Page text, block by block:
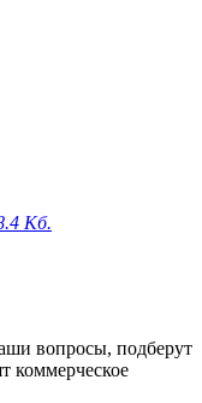
Кб.
вопросы, подберут
коммерческое